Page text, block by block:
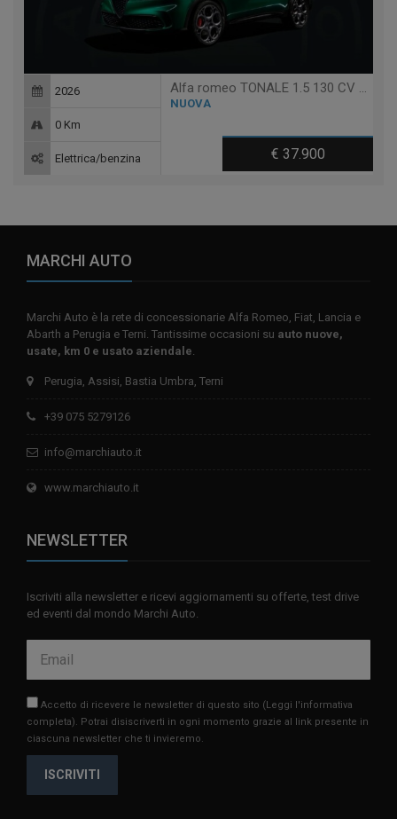
NUOVA
€ 37.900
2026
0 Km
Elettrica/benzina
MARCHI AUTO
Marchi Auto è la rete di concessionarie Alfa Romeo, Fiat, Lancia e
Abarth a Perugia e Terni. Tantissime occasioni su auto nuove,
usate, km 0 e usato aziendale
Perugia, Assisi, Bastia Umbra, Terni
+39 075 5279126
info@marchiauto.it
www.marchiauto.it
NEWSLETTER
Iscriviti alla newsletter e ricevi aggiornamenti su offerte, test drive
ed eventi dal mondo Marchi Auto.
Accetto di ricevere le newsletter di questo sito (Leggi l'informativa
completa). Potrai disiscriverti in ogni momento grazie al link presente in
ciascuna newsletter che ti invieremo.
ISCRIVITI